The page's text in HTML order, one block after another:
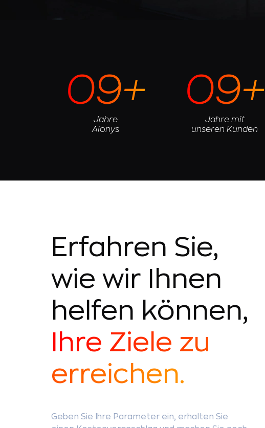
09+
Jahre
Aionys
09+
Jahre mit
unseren Kunden
Erfahren Sie,
wie wir Ihnen
helfen können,
Ihre Ziele zu
erreichen.
Geben Sie Ihre Parameter ein, erhalten Sie